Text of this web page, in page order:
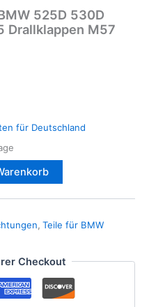
525D 530D
Drallklappen M57
für Deutschland
, Teile für BMW
Checkout